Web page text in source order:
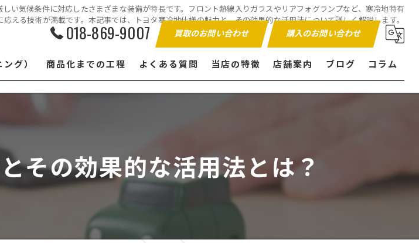
気候条件に対応したさまざまな装備が特長です。フロント熱線入りガラスやリアフォグランプなど、寒冷地特有
応える技術が満載です。本記事では、トヨタ寒冷地仕様の魅力と、その効果的な活用法について詳しく解説します。
018-869-9007 買取のお問い合わせ 購入のお問い合わせ
グ） 商品化までの工程 よくある質問 当店の特徴
内外装仕上げ
店舗案内 ブログ コラム
その効果的な活用法とは？